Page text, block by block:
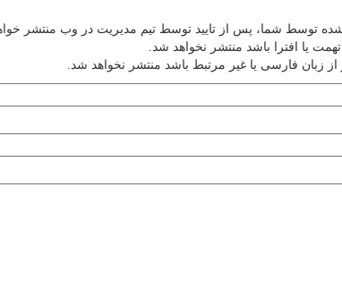
توسط شما، پس از تایید توسط تیم مدیریت در وب منتشر
یا افترا باشد منتشر نخواهد شد.
از زبان فارسی یا غیر مرتبط باشد منتشر نخواهد شد.